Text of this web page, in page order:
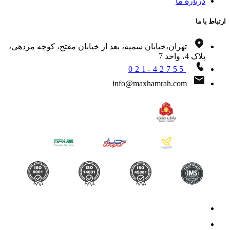
با ما
تهران،خیابان سمیه، بعد از خیابان مفتح، کوچه مژدهی،
پلاک 4، واحد 7
021-42755
info@maxhamrah.com